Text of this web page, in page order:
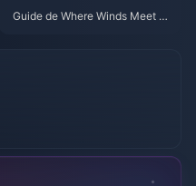
Guide de Where Winds Meet 2.